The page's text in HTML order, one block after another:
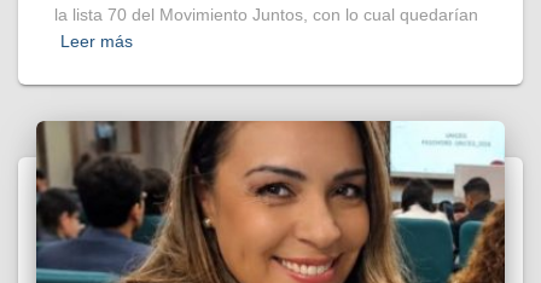
la lista 70 del Movimiento Juntos, con lo cual quedarían
Leer más